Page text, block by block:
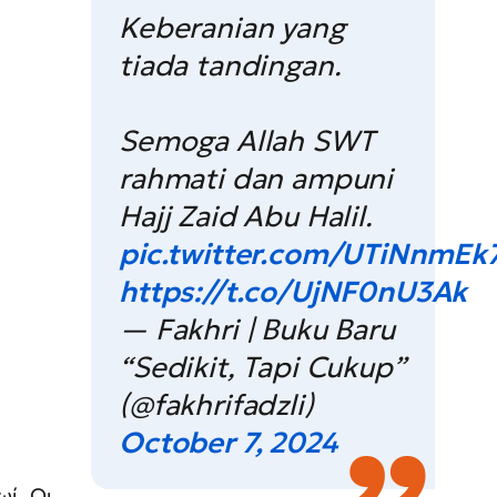
Keberanian yang
tiada tandingan.
Semoga Allah SWT
rahmati dan ampuni
Hajj Zaid Abu Halil.
pic.twitter.com/
https://t.co/UjNF0nU3Ak
— Fakhri | Buku Baru
“Sedikit, Tapi Cukup”
(@fakhrifadzli)
October 7, 2024